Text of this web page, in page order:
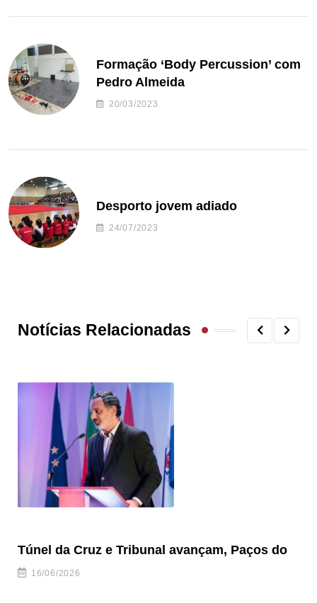
Formação ‘Body Percussion’ com
Pedro Almeida
20/03/2023
Desporto jovem adiado
24/07/2023
Notícias Relacionadas
Túnel da Cruz e Tribunal avançam, Paços do
16/06/2026